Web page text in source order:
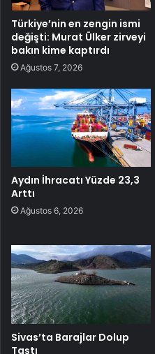
Türkiye’nin en zengin ismi
değişti: Murat Ülker zirveyi
bakın kime kaptırdı
Ağustos 7, 2026
Aydın İhracatı Yüzde 23,3
Arttı
Ağustos 6, 2026
Sivas’ta Barajlar Dolup
Taştı